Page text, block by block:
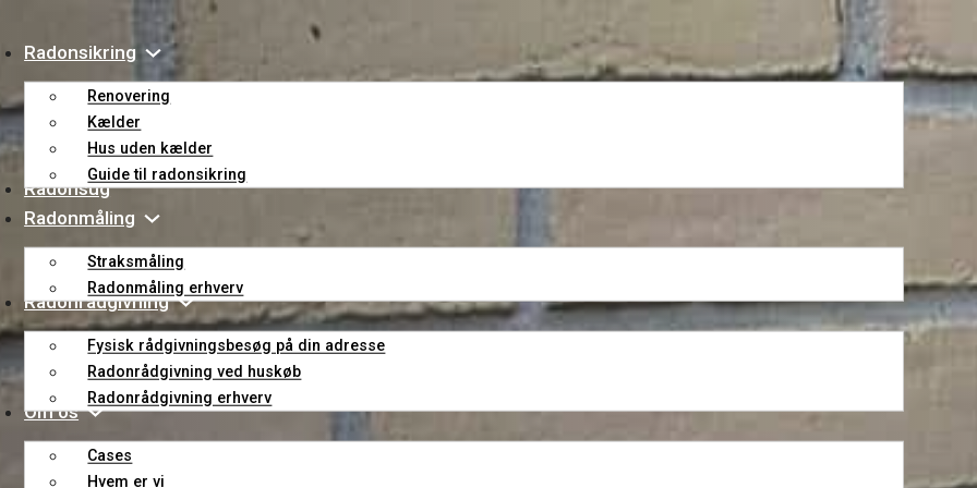
Radonsikring
Renovering
Kælder
Hus uden kælder
Guide til radonsikring
Radonsug
Radonmåling
Straksmåling
Radonmåling erhverv
Radonrådgivning
Fysisk rådgivningsbesøg på din adresse
Radonrådgivning ved huskøb
Radonrådgivning erhverv
Om os
Cases
Hvem er vi